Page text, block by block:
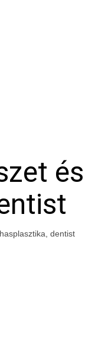
és
dentist